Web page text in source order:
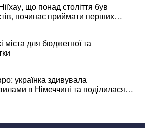
що понад століття був
починає приймати перших
міста для бюджетної та
українка здивувала
в Німеччині та поділилася